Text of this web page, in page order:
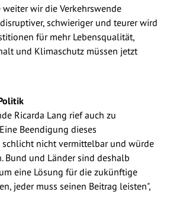
weiter wir die Verkehrswende
schwieriger und teurer wird
für mehr Lebensqualität,
und Klimaschutz müssen jetzt
Ricarda Lang rief auch zu
Beendigung dieses
nicht vermittelbar und würde
Bund und Länder sind deshalb
eine Lösung für die zukünftige
jeder muss seinen Beitrag leisten",